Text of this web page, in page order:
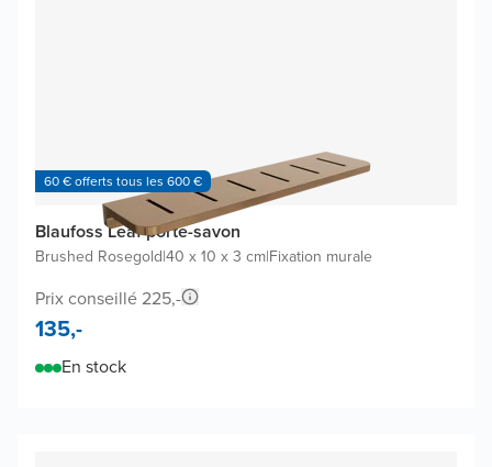
60 € offerts tous les 600 €
Blaufoss Leaf porte-savon
Brushed Rosegold|40 x 10 x 3 cm|Fixation murale
Prix conseillé 225,-
135,-
En stock